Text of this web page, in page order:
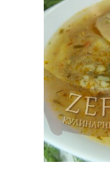
Свиные ребрышки
Огурец со свиными
ребрышками